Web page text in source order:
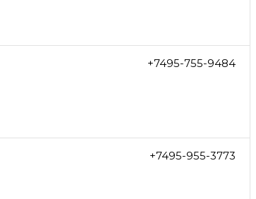
+7495-755-9484
+7495-955-3773